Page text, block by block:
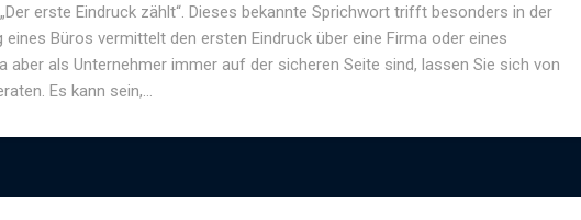
erste Eindruck zählt“. Dieses bekannte Sprichwort trifft besonders in der
eines Büros vermittelt den ersten Eindruck über eine Firma oder eines
aber als Unternehmer immer auf der sicheren Seite sind, lassen Sie sich von
Es kann sein,…